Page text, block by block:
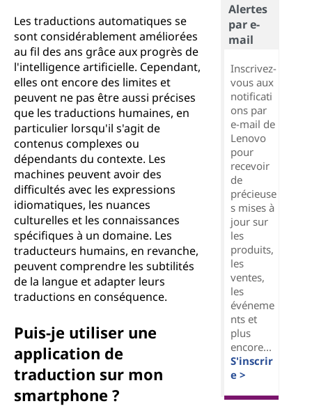
Les traductions automatiques se
sont considérablement améliorées
au fil des ans grâce aux progrès de
l'intelligence artificielle. Cependant,
elles ont encore des limites et
peuvent ne pas être aussi précises
que les traductions humaines, en
particulier lorsqu'il s'agit de
contenus complexes ou
dépendants du contexte. Les
machines peuvent avoir des
difficultés avec les expressions
idiomatiques, les nuances
culturelles et les connaissances
spécifiques à un domaine. Les
traducteurs humains, en revanche,
peuvent comprendre les subtilités
de la langue et adapter leurs
traductions en conséquence.
Puis-je utiliser une
application de
traduction sur mon
smartphone ?
Alertes
par e-
mail
Inscrivez-
vous aux
notificati
ons par
e-mail de
Lenovo
pour
recevoir
de
précieuse
s mises à
jour sur
les
produits,
les
ventes,
les
événeme
nts et
plus
encore...
S'inscrir
e >